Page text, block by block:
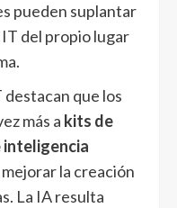
pueden suplantar
IT del propio lugar
destacan que los
más a kits de
inteligencia
la creación
La IA resulta